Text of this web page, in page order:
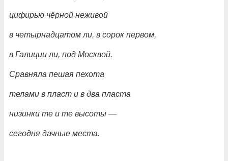
цифирью чёрной неживой
в четырнадцатом ли, в сорок первом,
в Галиции ли, под Москвой.
Сравняла пешая пехота
телами в пласт и в два пласта
низинки те и те высоты —
сегодня дачные места.